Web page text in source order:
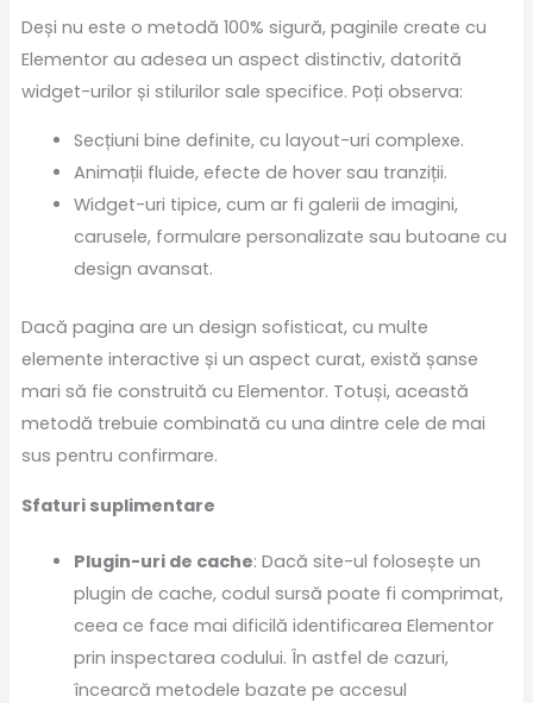
Deși nu este o metodă 100% sigură, paginile create cu
Elementor au adesea un aspect distinctiv, datorită
widget-urilor și stilurilor sale specifice. Poți observa:
Secțiuni bine definite, cu layout-uri complexe.
Animații fluide, efecte de hover sau tranziții.
Widget-uri tipice, cum ar fi galerii de imagini,
carusele, formulare personalizate sau butoane cu
design avansat.
Dacă pagina are un design sofisticat, cu multe
elemente interactive și un aspect curat, există șanse
mari să fie construită cu Elementor. Totuși, această
metodă trebuie combinată cu una dintre cele de mai
sus pentru confirmare.
Sfaturi suplimentare
Plugin-uri de cache: Dacă site-ul folosește un
plugin de cache, codul sursă poate fi comprimat,
ceea ce face mai dificilă identificarea Elementor
prin inspectarea codului. În astfel de cazuri,
încearcă metodele bazate pe accesul